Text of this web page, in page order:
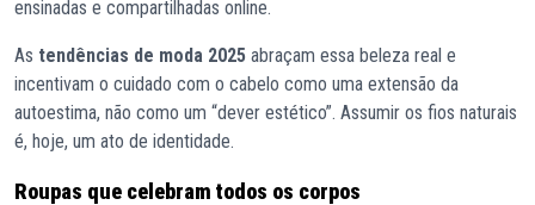
ensinadas e compartilhadas online.
As tendências de moda 2025 abraçam essa beleza real e
incentivam o cuidado com o cabelo como uma extensão da
autoestima, não como um “dever estético”. Assumir os fios naturais
é, hoje, um ato de identidade.
Roupas que celebram todos os corpos